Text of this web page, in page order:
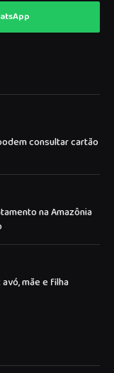
consultar cartão
na Amazônia
mãe e filha